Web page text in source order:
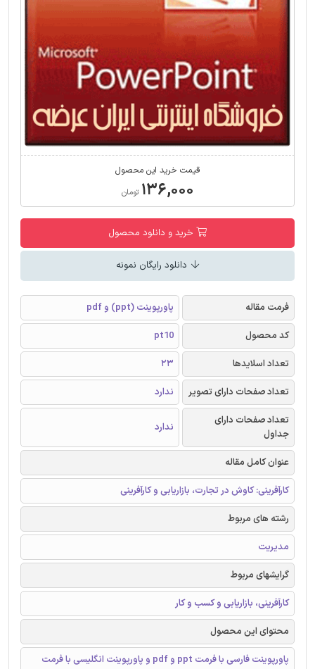
قیمت خرید این محصول
۱۳۶,۰۰۰ تومان
خرید و دانلود محصول
دانلود رایگان نمونه
فرمت مقاله
پاورپوینت (ppt) و pdf
کد محصول
pt10
تعداد اسلایدها
23
تعداد صفحات دارای تصویر
ندارد
تعداد صفحات دارای
جداول
ندارد
عنوان کامل مقاله
کارآفرینی: کاوش در تجارت، بازاریابی و کارآفرینی
رشته های مربوط
مدیریت
گرایشهای مربوط
کارآفرینی، بازاریابی و کسب و کار
محتوای این محصول
پاورپوینت فارسی با فرمت ppt و pdf و پاورپوینت انگلیسی با فرمت